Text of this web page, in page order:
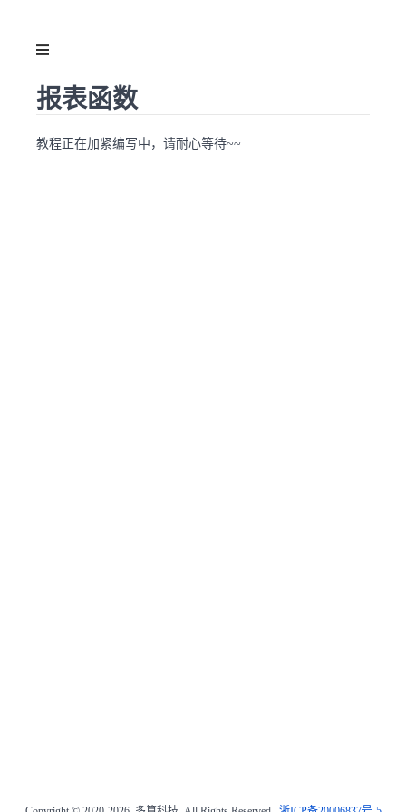
报表函数
教程正在加紧编写中，请耐心等待~~